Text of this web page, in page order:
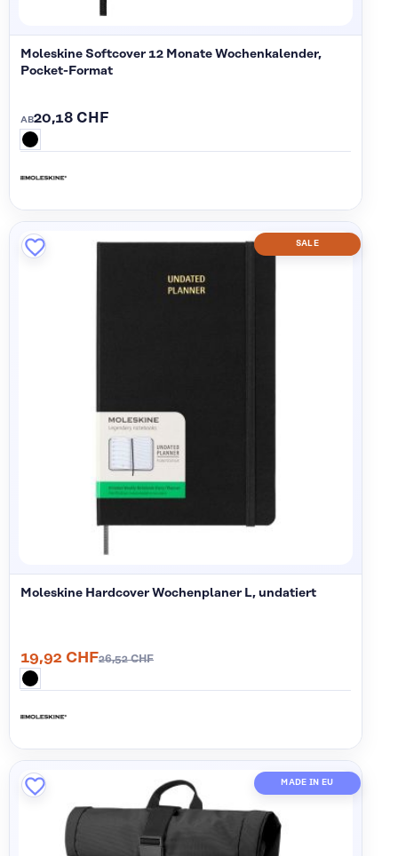
Moleskine Softcover 12 Monate Wochenkalender,
Pocket-Format
AB20,18 CHF
SALE
Moleskine Hardcover Wochenplaner L, undatiert
19,92 CHF26,52 CHF
MADE IN EU